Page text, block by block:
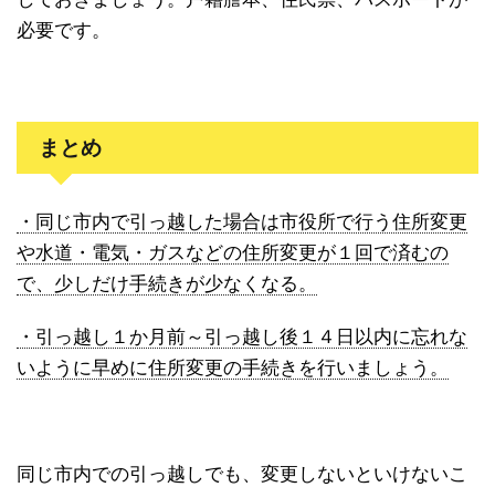
必要です。
まとめ
・同じ市内で引っ越した場合は市役所で行う住所変更
や水道・電気・ガスなどの住所変更が１回で済むの
で、少しだけ手続きが少なくなる。
・引っ越し１か月前～引っ越し後１４日以内に忘れな
いように早めに住所変更の手続きを行いましょう。
同じ市内での引っ越しでも、変更しないといけないこ